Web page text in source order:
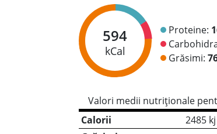
594
kCal
Proteine:
Grăsimi:
Valori medii nutriționale
Calorii
2485